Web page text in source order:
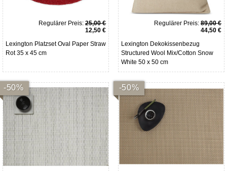
Regulärer Preis: 25,00 €
12,50 €
Lexington Platzset Oval Paper Straw
Rot 35 x 45 cm
Regulärer Preis: 89,00 €
44,50 €
Lexington Dekokissenbezug
Structured Wool Mix/Cotton Snow
White 50 x 50 cm
-50% -50%